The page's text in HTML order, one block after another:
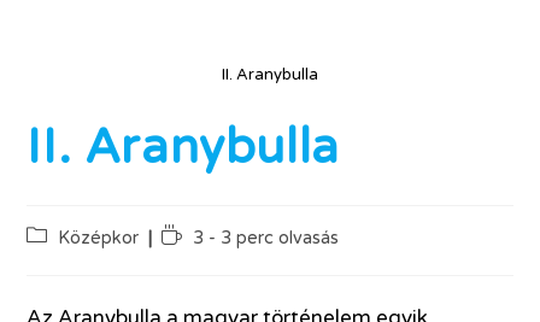
II. Aranybulla
II. Aranybulla
Középkor 3 - 3 perc olvasás